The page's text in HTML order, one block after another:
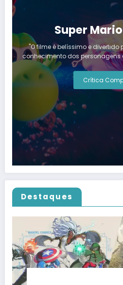
Super
"O filme é belíssimo e
conhecimento dos personagens
Crítica
Destaques